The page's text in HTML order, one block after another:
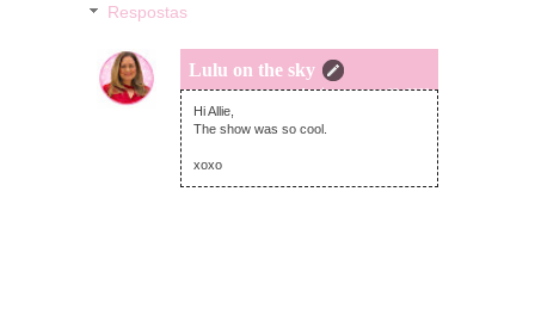
Respostas
Lulu on the sky
domingo, agosto 02, 2020
Hi Allie,
The show was so cool.
xoxo